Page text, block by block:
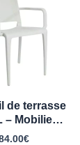
de terrasse
– Mobilier
et
€